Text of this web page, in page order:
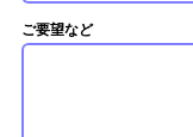
ご要望など